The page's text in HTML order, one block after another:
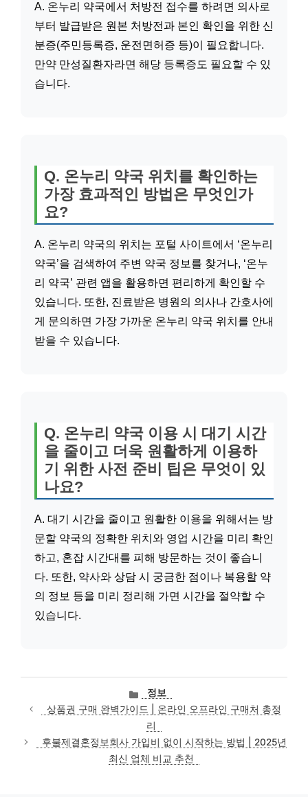
A. 온누리 약국에서 처방전 접수를 하려면 의사로
부터 발급받은 원본 처방전과 본인 확인을 위한 신
분증(주민등록증, 운전면허증 등)이 필요합니다.
만약 만성질환자라면 해당 등록증도 필요할 수 있
습니다.
Q. 온누리 약국 위치를 확인하는
가장 효과적인 방법은 무엇인가
요?
A. 온누리 약국의 위치는 포털 사이트에서 ‘온누리
약국’을 검색하여 주변 약국 정보를 찾거나, ‘온누
리 약국’ 관련 앱을 활용하면 편리하게 확인할 수
있습니다. 또한, 진료받은 병원의 의사나 간호사에
게 문의하면 가장 가까운 온누리 약국 위치를 안내
받을 수 있습니다.
Q. 온누리 약국 이용 시 대기 시간
을 줄이고 더욱 원활하게 이용하
기 위한 사전 준비 팁은 무엇이 있
나요?
A. 대기 시간을 줄이고 원활한 이용을 위해서는 방
문할 약국의 정확한 위치와 영업 시간을 미리 확인
하고, 혼잡 시간대를 피해 방문하는 것이 좋습니
다. 또한, 약사와 상담 시 궁금한 점이나 복용할 약
의 정보 등을 미리 정리해 가면 시간을 절약할 수
있습니다.
카
테
고
리
정보
상품권 구매 완벽가이드 | 온라인 오프라인 구매처 총정
리
후불제결혼정보회사 가입비 없이 시작하는 방법 | 2025년
최신 업체 비교 추천